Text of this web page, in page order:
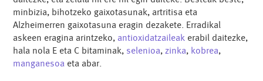
minbizia, bihotzeko gaixotasunak, artritisa eta
Alzheimerren gaixotasuna eragin dezakete. Erradikal
askeen eragina arintzeko, antioxidatzaileak erabil daitezke,
hala nola E eta C bitaminak, selenioa,zinka, kobrea,
manganesoa eta abar.